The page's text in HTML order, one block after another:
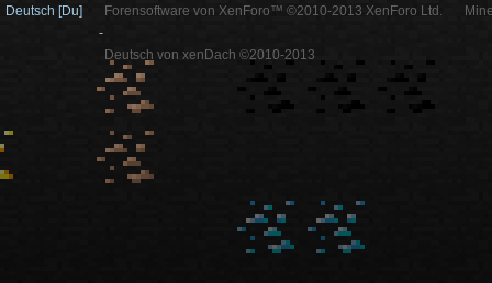
Deutsch [Du]
Forensoftware von XenForo™ ©2010-2013 XenForo Ltd.
-
Deutsch von xenDach ©2010-2013